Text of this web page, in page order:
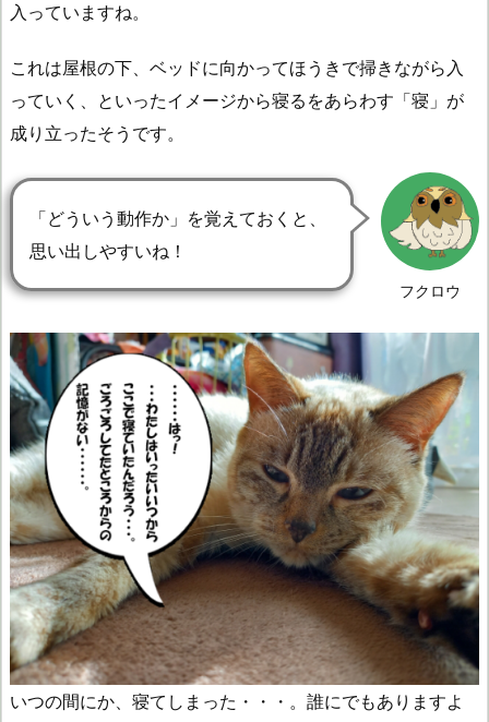
入っていますね。
これは屋根の下、ベッドに向かってほうきで掃きながら入
っていく、といったイメージから寝るをあらわす「寝」が
成り立ったそうです。
フクロウ
「どういう動作か」を覚えておくと、
思い出しやすいね！
いつの間にか、寝てしまった・・・。誰にでもありますよ